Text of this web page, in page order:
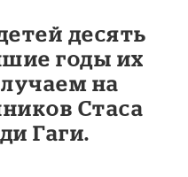
десять
годы их
на
Стаса
Гаги.